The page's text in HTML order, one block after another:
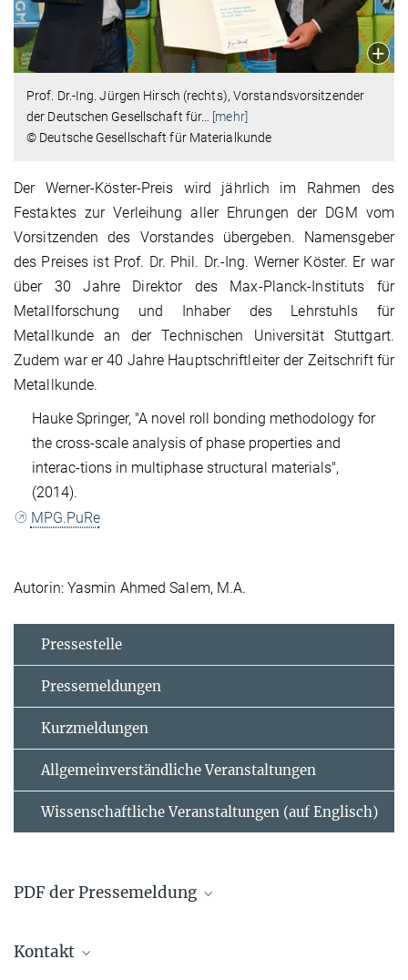
Prof. Dr.-Ing. Jürgen Hirsch (rechts), Vorstandsvorsitzender
der Deutschen Gesellschaft für…
[mehr]
© Deutsche Gesellschaft für Materialkunde
Der Werner-Köster-Preis wird jährlich im Rahmen des
Festaktes zur Verleihung aller Ehrungen der DGM vom
Vorsitzenden des Vorstandes übergeben. Namensgeber
des Preises ist Prof. Dr. Phil. Dr.-Ing. Werner Köster. Er war
über 30 Jahre Direktor des Max-Planck-Instituts für
Metallforschung und Inhaber des Lehrstuhls für
Metallkunde an der Technischen Universität Stuttgart.
Zudem war er 40 Jahre Hauptschriftleiter der Zeitschrift für
Metallkunde.
Hauke Springer, "A novel roll bonding methodology for
the cross-scale analysis of phase properties and
interac-tions in multiphase structural materials",
(2014).
MPG.PuRe
Autorin: Yasmin Ahmed Salem, M.A.
Pressestelle
Pressemeldungen
Kurzmeldungen
Allgemeinverständliche Veranstaltungen
Wissenschaftliche Veranstaltungen (auf Englisch)
PDF der Pressemeldung
2016-09-30_pm_d_sseldorfer_materialwissenschaftler_
ausgezeichnet_final
Kontakt